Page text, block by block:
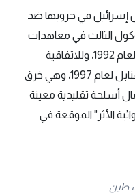
إسرائيل في حروبها ضد
الثالث في معاهدات
جنيف، ولاتفاقية الأسلحة الكيميائية لعام 1992، وللاتفاقية
الدولية لقمع الهجمات الإرهابية بالقنابل لعام 1997، وهي خرق
أسلحة تقليدية معينة
الأثر" الموقعة في